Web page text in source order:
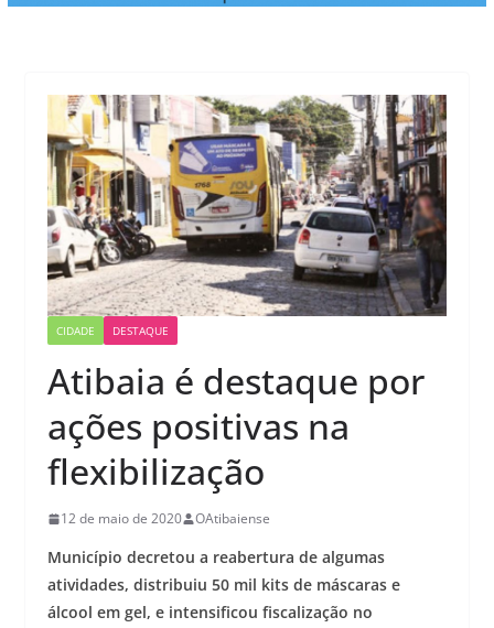
CIDADE DESTAQUE
Atibaia é destaque por
ações positivas na
flexibilização
12 de maio de 2020 OAtibaiense
Município decretou a reabertura de algumas
atividades, distribuiu 50 mil kits de máscaras e
álcool em gel, e intensificou fiscalização no